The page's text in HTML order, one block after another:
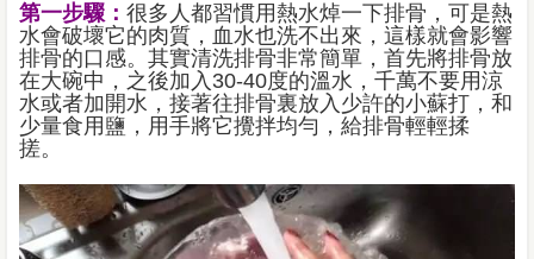
第一步驟： 很多人都習慣用熱水焯一下排骨，可是熱
水會破壞它的肉質，血水也洗不出來，這樣就會影響
排骨的口感。其實清洗排骨非常簡單，首先將排骨放
在大碗中，之後加入30-40度的溫水，千萬不要用涼
水或者加開水，接著往排骨裏放入少許的小蘇打，和
少量食用鹽，用手將它攪拌均勻，給排骨輕輕揉
搓。